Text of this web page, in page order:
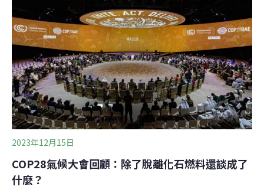
Breakthrough）等驅動城市氣候行動的倡議。究竟促使城
市達到淨零與韌性轉型的措施有哪些？建築業脫碳勢在必
行 建築納入突破性議程建築產業佔全球能源相關的二氧化
碳排放量近四成，建築脫碳是全球達成淨零目標不可或缺
的一環。為了加速建築產業去碳化的進程，
2023年12月15日
COP28氣候大會回顧：除了脫離化石燃料還談成了
什麼？